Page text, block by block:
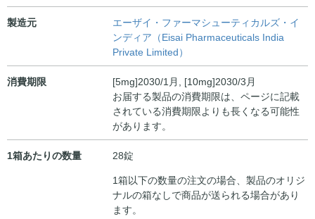
製造元
エーザイ・ファーマシューティカルズ・イ
ンディア（Eisai Pharmaceuticals India
Private Limited）
消費期限
[5mg]2030/1月, [10mg]2030/3月
お届する製品の消費期限は、ページに記載
されている消費期限よりも長くなる可能性
があります。
1箱あたりの数量
28錠
1箱以下の数量の注文の場合、製品のオリジ
ナルの箱なしで商品が送られる場合があり
ます。